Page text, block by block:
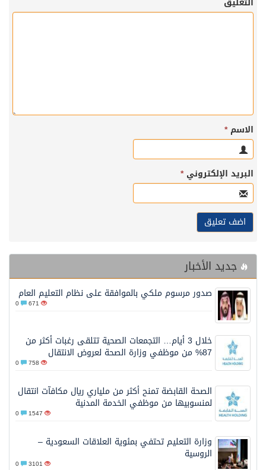
الاسم*
البريد الإلكتروني*
جديد الأخبار
صدور مرسوم ملكي بالموافقة على نظام التعليم العام
671
خلال 3 أيام… التجمعات الصحية تتلقى رغبات أكثر من
87% من موظفي وزارة الصحة لعروض الانتقال
758
الصحة القابضة تمنح أكثر من ملياري ريال مكافآت انتقال
لمنسوبيها من موظفي الخدمة المدنية
1547
وزارة التعليم تحتفي بمئوية العلاقات السعودية –
الروسية
3101